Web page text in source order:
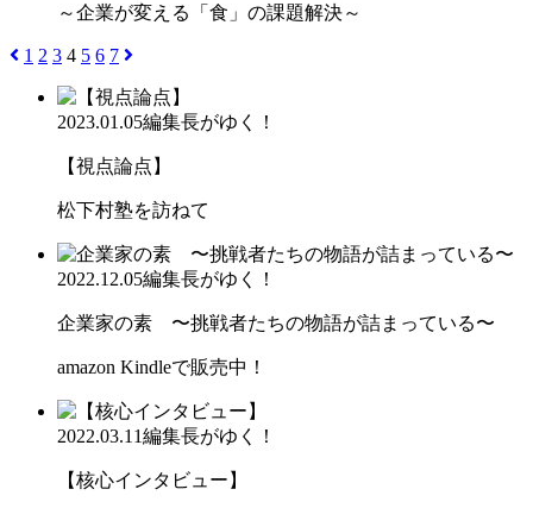
～企業が変える「食」の課題解決～
1 2 3 4 5 6 7
2023.01.05編集長がゆく！
【視点論点】
松下村塾を訪ねて
2022.12.05編集長がゆく！
企業家の素 〜挑戦者たちの物語が詰まっている〜
amazon Kindleで販売中！
2022.03.11編集長がゆく！
【核心インタビュー】